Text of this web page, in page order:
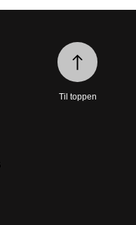
Til toppen